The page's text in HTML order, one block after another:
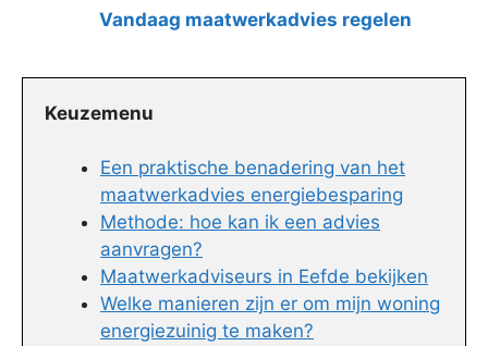
Vandaag maatwerkadvies regelen
Keuzemenu
Een praktische benadering van het
maatwerkadvies energiebesparing
Methode: hoe kan ik een advies
aanvragen?
Maatwerkadviseurs in Eefde bekijken
Welke manieren zijn er om mijn woning
energiezuinig te maken?